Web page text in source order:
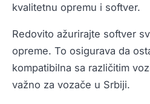
kvalitetnu opremu i softver.
Redovito ažurirajte softver
opreme. To osigurava da
kompatibilna sa različitim
važno za vozače u Srbiji.